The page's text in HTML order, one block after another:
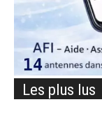
Les plus lus